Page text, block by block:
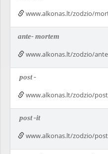
www.alkonas.lt/zodzio/
ante-mortem
www.alkonas.lt/zodzio/
post-
www.alkonas.lt/zodzio/
post-it
www.alkonas.lt/zodzio/